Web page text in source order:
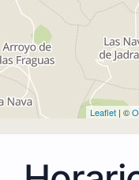
Leaflet | ©